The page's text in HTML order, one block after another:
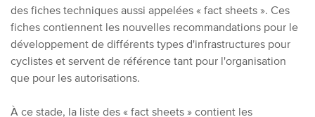
des fiches techniques aussi appelées « fact sheets ». Ces
fiches contiennent les nouvelles recommandations pour le
développement de différents types d'infrastructures pour
cyclistes et servent de référence tant pour l'organisation
que pour les autorisations.
À ce stade, la liste des « fact sheets » contient les